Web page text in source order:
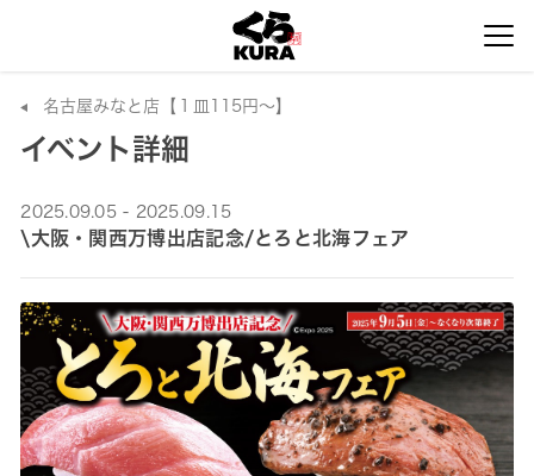
名古屋みなと店【１皿115円～】
イベント詳細
2025.09.05 - 2025.09.15
\大阪・関西万博出店記念/とろと北海フェア